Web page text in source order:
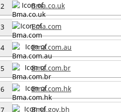
2 Bma.co.uk
3 Bma.com
4 Bma.com.au
5 Bma.com.br
6 Bma.com.hk
7 Bma.gov.bh